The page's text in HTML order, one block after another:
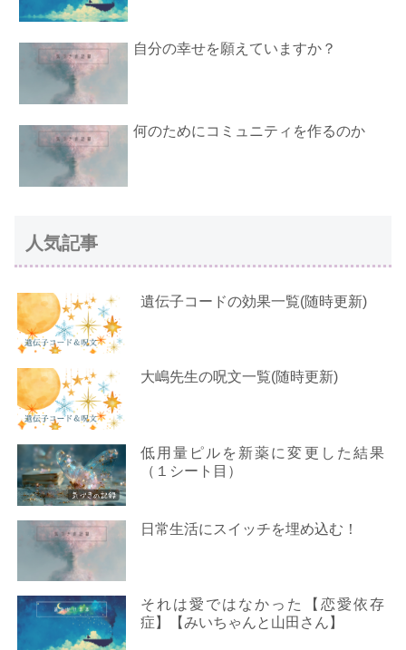
自分の幸せを願えていますか？
何のためにコミュニティを作るのか
人気記事
遺伝子コードの効果一覧(随時更新)
大嶋先生の呪文一覧(随時更新)
低用量ピルを新薬に変更した結果
（１シート目）
日常生活にスイッチを埋め込む！
それは愛ではなかった【恋愛依存
症】【みいちゃんと山田さん】